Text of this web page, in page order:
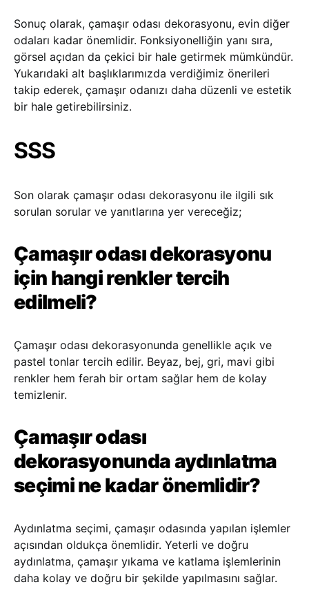
Sonuç olarak, çamaşır odası dekorasyonu, evin diğer
odaları kadar önemlidir. Fonksiyonelliğin yanı sıra,
görsel açıdan da çekici bir hale getirmek mümkündür.
Yukarıdaki alt başlıklarımızda verdiğimiz önerileri
takip ederek, çamaşır odanızı daha düzenli ve estetik
bir hale getirebilirsiniz.
SSS
Son olarak çamaşır odası dekorasyonu ile ilgili sık
sorulan sorular ve yanıtlarına yer vereceğiz;
Çamaşır odası dekorasyonu
için hangi renkler tercih
edilmeli?
Çamaşır odası dekorasyonunda genellikle açık ve
pastel tonlar tercih edilir. Beyaz, bej, gri, mavi gibi
renkler hem ferah bir ortam sağlar hem de kolay
temizlenir.
Çamaşır odası
dekorasyonunda aydınlatma
seçimi ne kadar önemlidir?
Aydınlatma seçimi, çamaşır odasında yapılan işlemler
açısından oldukça önemlidir. Yeterli ve doğru
aydınlatma, çamaşır yıkama ve katlama işlemlerinin
daha kolay ve doğru bir şekilde yapılmasını sağlar.